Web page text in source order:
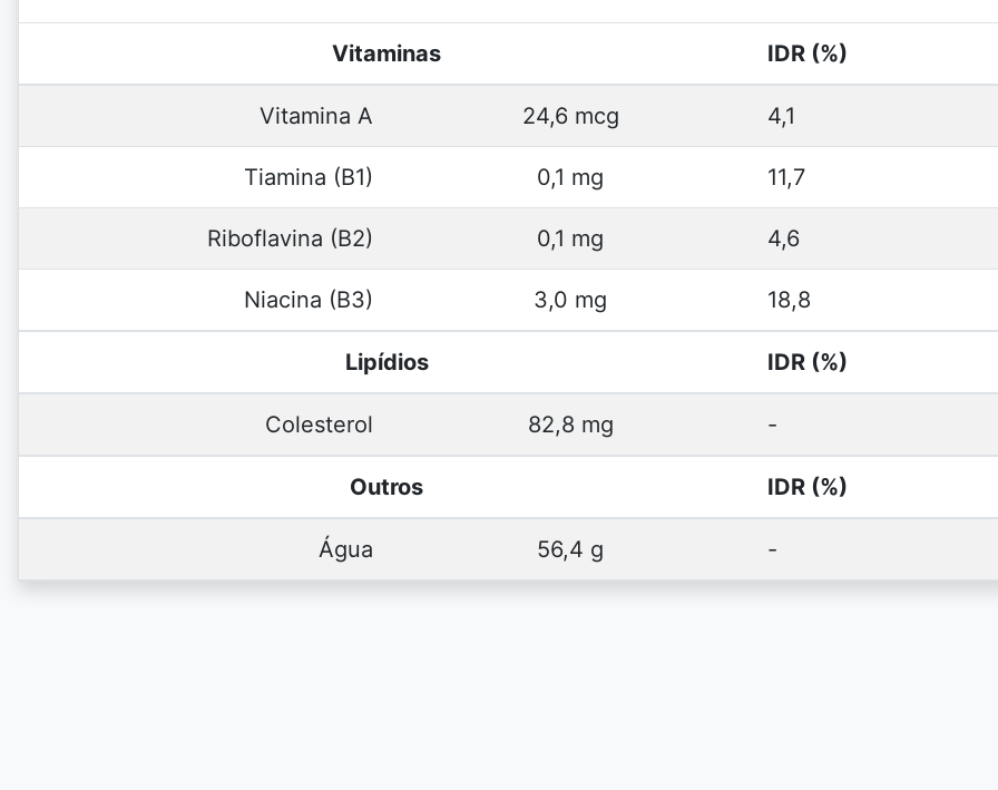
Vitaminas IDR (%)
Vitamina A 24,6 mcg 4,1
Tiamina (B1) 0,1 mg 11,7
Riboflavina (B2) 0,1 mg 4,6
Niacina (B3) 3,0 mg 18,8
Lipídios IDR (%)
Colesterol 82,8 mg -
Outros IDR (%)
Água 56,4 g -